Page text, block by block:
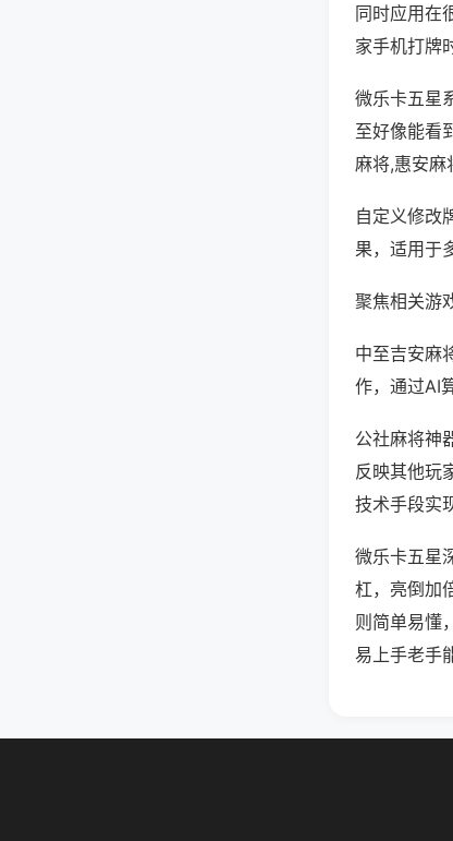
同时应用在
家手机打牌
微乐卡五星
至好像能看
麻将,惠安麻
自定义修改
果，适用于
聚焦相关游
中至吉安麻
作，通过AI
公社麻将神
反映其他玩
技术手段实
微乐卡五星
杠，亮倒加
则简单易懂
易上手老手